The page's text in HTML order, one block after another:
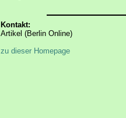
Kontakt:
Artikel (Berlin Online)
zu dieser Homepage